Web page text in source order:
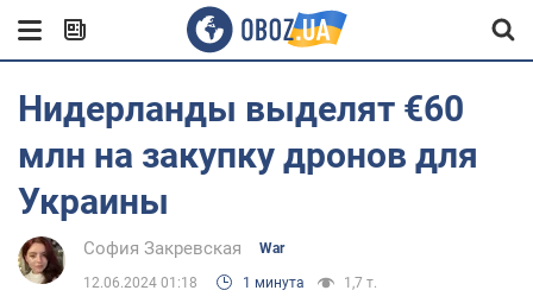
Нидерланды выделят €60
млн на закупку дронов для
Украины
София Закревская War
12.06.2024 01:18 1 минута 1,7 т.